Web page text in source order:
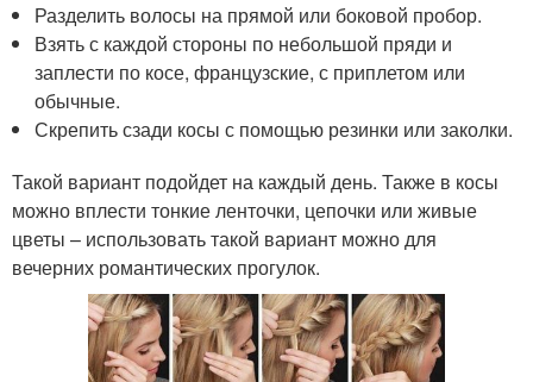
Разделить волосы на прямой или боковой пробор.
Взять с каждой стороны по небольшой пряди и
заплести по косе, французские, с приплетом или
обычные.
Скрепить сзади косы с помощью резинки или заколки.
Такой вариант подойдет на каждый день. Также в косы
можно вплести тонкие ленточки, цепочки или живые
цветы – использовать такой вариант можно для
вечерних романтических прогулок.